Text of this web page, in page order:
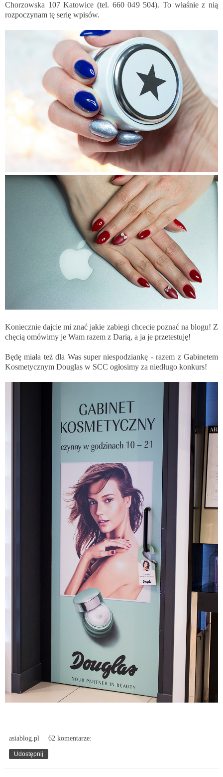
Chorzowska 107 Katowice (tel. 660 049 504). To właśnie z nią
rozpoczynam tę serię wpisów.
Koniecznie dajcie mi znać jakie zabiegi chcecie poznać na blogu! Z
chęcią omówimy je Wam razem z Darią, a ja je przetestuję!
Będę miała też dla Was super niespodziankę - razem z Gabinetem
Kosmetycznym Douglas w SCC ogłosimy za niedługo konkurs!
asiablog.pl 62 komentarze:
Udostępnij